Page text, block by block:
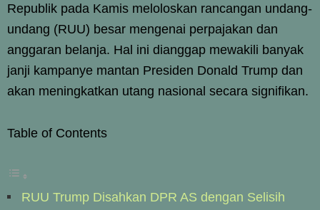
Republik pada Kamis meloloskan rancangan undang-
undang (RUU) besar mengenai perpajakan dan
anggaran belanja. Hal ini dianggap mewakili banyak
janji kampanye mantan Presiden Donald Trump dan
akan meningkatkan utang nasional secara signifikan.
Table of Contents
RUU Trump Disahkan DPR AS dengan Selisih